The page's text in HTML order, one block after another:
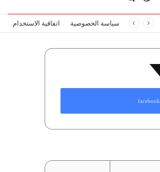
عنالمظلم
سياسة الخصوصية اتفاقية الاستخدام
facebook